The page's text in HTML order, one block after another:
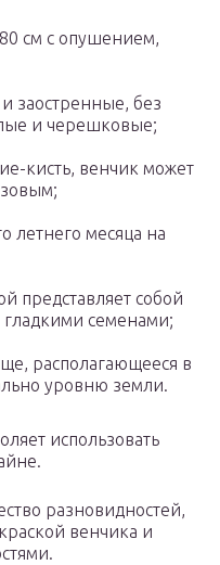
см с опушением,
заостренные, без
и черешковые;
кисть, венчик может
летнего месяца на
представляет собой
семенами;
располагающееся в
уровню земли.
использовать
разновидностей,
венчика и